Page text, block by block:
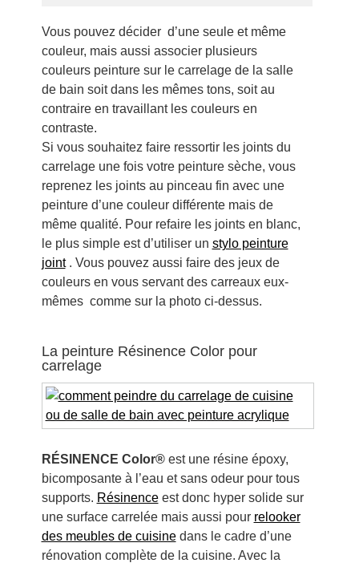
Vous pouvez décider d’une seule et même
couleur, mais aussi associer plusieurs
couleurs peinture sur le carrelage de la salle
de bain soit dans les mêmes tons, soit au
contraire en travaillant les couleurs en
contraste.
Si vous souhaitez faire ressortir les joints du
carrelage une fois votre peinture sèche, vous
reprenez les joints au pinceau fin avec une
peinture d’une couleur différente mais de
même qualité. Pour refaire les joints en blanc,
le plus simple est d’utiliser un stylo peinture
joint. Vous pouvez aussi faire des jeux de
couleurs en vous servant des carreaux eux-
mêmes comme sur la photo ci-dessus.
La peinture Résinence Color pour
carrelage
RÉSINENCE Color® est une résine époxy,
bicomposante à l’eau et sans odeur pour tous
supports. Résinenceest donc hyper solide sur
une surface carrelée mais aussi pour relooker
des meubles de cuisinedans le cadre d’une
rénovation complète de la cuisine. Avec la